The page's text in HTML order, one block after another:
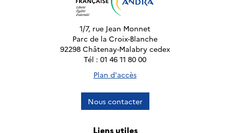
1/7, rue Jean Monnet
Parc de la Croix-Blanche
92298 Châtenay-Malabry cedex
Tél : 01 46 11 80 00
Plan d'accès
Nous contacter
Liens utiles